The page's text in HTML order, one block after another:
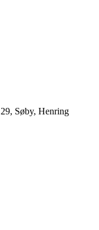
Søby, Henring